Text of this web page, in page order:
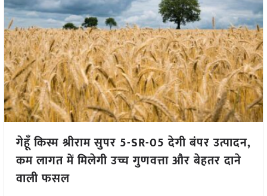
गेहूँ किस्म श्रीराम सुपर 5-SR-05 देगी बंपर उत्पादन,
कम लागत में मिलेगी उच्च गुणवत्ता और बेहतर दाने
वाली फसल